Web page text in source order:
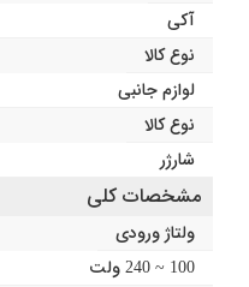
آکی
نوع کالا
لوازم جانبی
نوع کالا
شارژر
مشخصات کلی
ولتاژ ورودی
100 ~ 240 ولت